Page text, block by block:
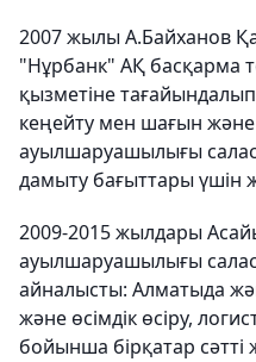
2007 жылы А.Байханов
"Нұрбанк" АҚ басқарма
қызметіне
кеңейту мен шағын және
ауылшаруашылығы
дамыту бағыттары үшін
2009-2015 жылдары
ауылшаруашылығы
айналысты: Алматыда
және өсімдік өсіру,
бойынша бірқатар